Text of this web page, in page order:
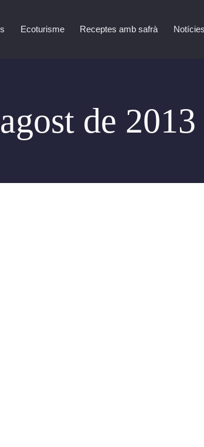
Ecoturisme Receptes amb safrà
agost de 2013